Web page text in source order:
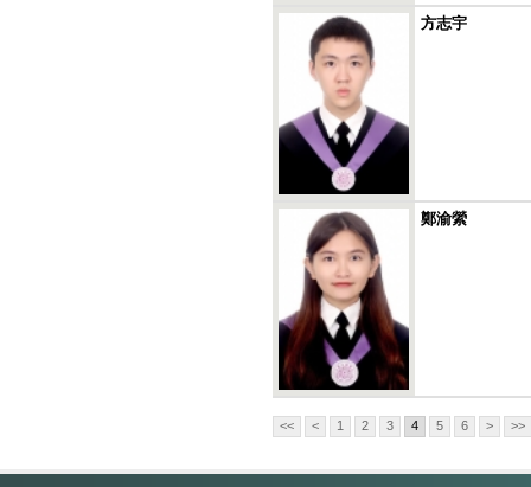
方志宇
鄭渝縈
<< < 1 2 3 4 5 6 > >>